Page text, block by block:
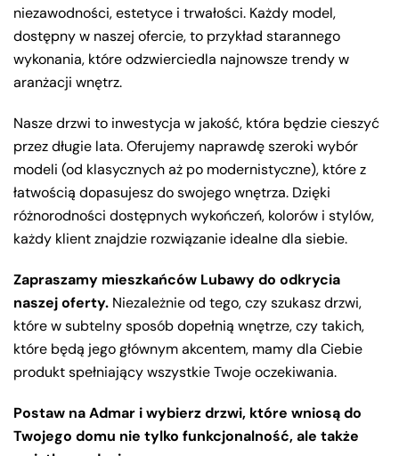
niezawodności, estetyce i trwałości. Każdy model,
dostępny w naszej ofercie, to przykład starannego
wykonania, które odzwierciedla najnowsze trendy w
aranżacji wnętrz.
Nasze drzwi to inwestycja w jakość, która będzie cieszyć
przez długie lata. Oferujemy naprawdę szeroki wybór
modeli (od klasycznych aż po modernistyczne), które z
łatwością dopasujesz do swojego wnętrza. Dzięki
różnorodności dostępnych wykończeń, kolorów i stylów,
każdy klient znajdzie rozwiązanie idealne dla siebie.
Zapraszamy mieszkańców Lubawy do odkrycia
naszej oferty. Niezależnie od tego, czy szukasz drzwi,
które w subtelny sposób dopełnią wnętrze, czy takich,
które będą jego głównym akcentem, mamy dla Ciebie
produkt spełniający wszystkie Twoje oczekiwania.
Postaw na Admar i wybierz drzwi, które wniosą do
Twojego domu nie tylko funkcjonalność, ale także